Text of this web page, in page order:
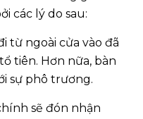
các lý do sau:
từ ngoài cửa vào đã
tiên. Hơn nữa, bàn
sự phô trương.
sẽ đón nhận